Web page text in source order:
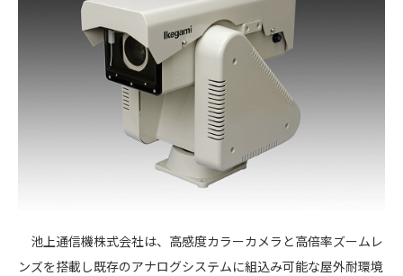
池上通信機株式会社は、高感度カラーカメラと高倍率ズームレ
ンズを搭載し既存のアナログシステムに組込み可能な屋外耐環境